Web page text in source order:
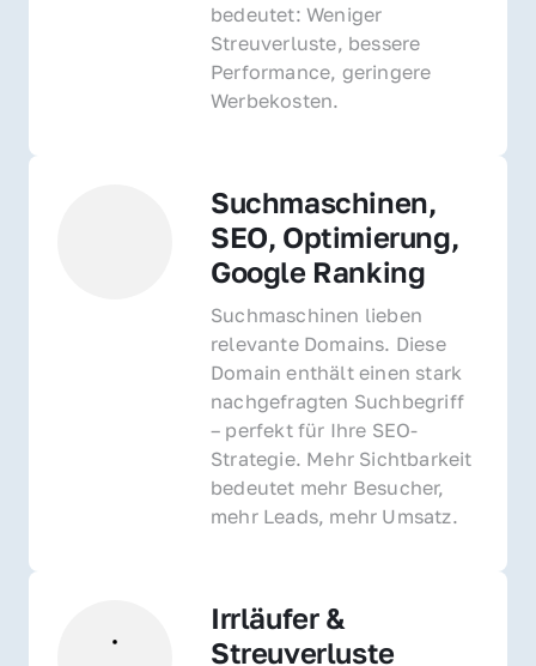
bedeutet: Weniger
Streuverluste, bessere
Performance, geringere
Werbekosten.
Suchmaschinen,
SEO, Optimierung,
Google Ranking
Suchmaschinen lieben
relevante Domains. Diese
Domain enthält einen stark
nachgefragten Suchbegriff
– perfekt für Ihre SEO-
Strategie. Mehr Sichtbarkeit
bedeutet mehr Besucher,
mehr Leads, mehr Umsatz.
Irrläufer &
Streuverluste